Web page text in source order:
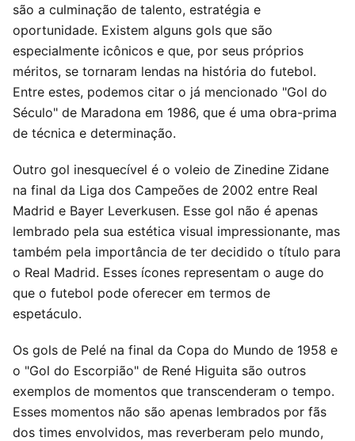
são a culminação de talento, estratégia e
oportunidade. Existem alguns gols que são
especialmente icônicos e que, por seus próprios
méritos, se tornaram lendas na história do futebol.
Entre estes, podemos citar o já mencionado "Gol do
Século" de Maradona em 1986, que é uma obra-prima
de técnica e determinação.
Outro gol inesquecível é o voleio de Zinedine Zidane
na final da Liga dos Campeões de 2002 entre Real
Madrid e Bayer Leverkusen. Esse gol não é apenas
lembrado pela sua estética visual impressionante, mas
também pela importância de ter decidido o título para
o Real Madrid. Esses ícones representam o auge do
que o futebol pode oferecer em termos de
espetáculo.
Os gols de Pelé na final da Copa do Mundo de 1958 e
o "Gol do Escorpião" de René Higuita são outros
exemplos de momentos que transcenderam o tempo.
Esses momentos não são apenas lembrados por fãs
dos times envolvidos, mas reverberam pelo mundo,